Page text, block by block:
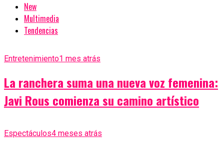
New
Multimedia
Tendencias
Entretenimiento1 mes atrás
La ranchera suma una nueva voz femenina:
Javi Rous comienza su camino artístico
Espectáculos4 meses atrás